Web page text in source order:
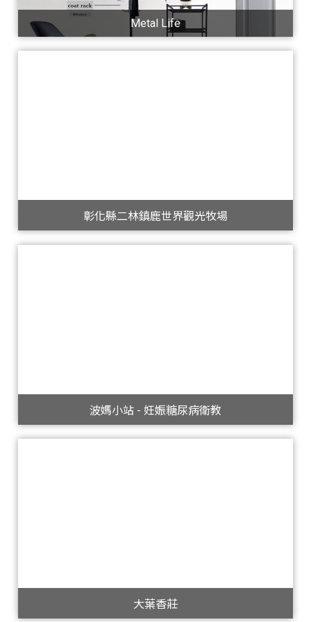
Metal Life
彰化縣二林鎮鹿世界觀光牧場
波媽小站 - 妊娠糖尿病衛教
大葉香莊